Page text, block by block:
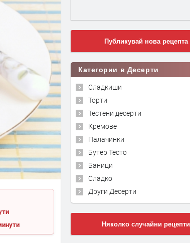
Публикувай нова рецепта
Категории в Десерти
Сладкиши
Торти
Тестени десерти
Кремове
Палачинки
Бутер Тесто
Баници
Сладко
Други Десерти
Няколко случайни рецепти